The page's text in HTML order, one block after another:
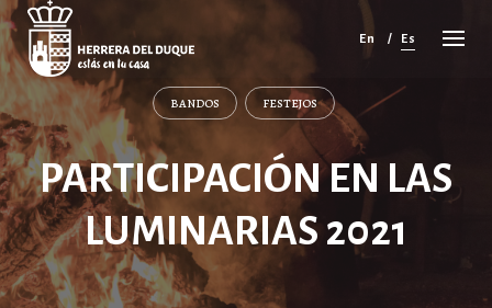
Cancelar
comentario
En Es
BANDOS FESTEJOS
PARTICIPACIÓN EN LAS
LUMINARIAS 2021